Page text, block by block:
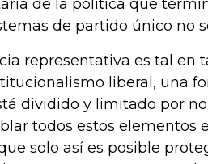
de la política que
de partido único no
representativa es tal en
liberal, una
dividido y limitado por
todos estos elementos
solo así es posible